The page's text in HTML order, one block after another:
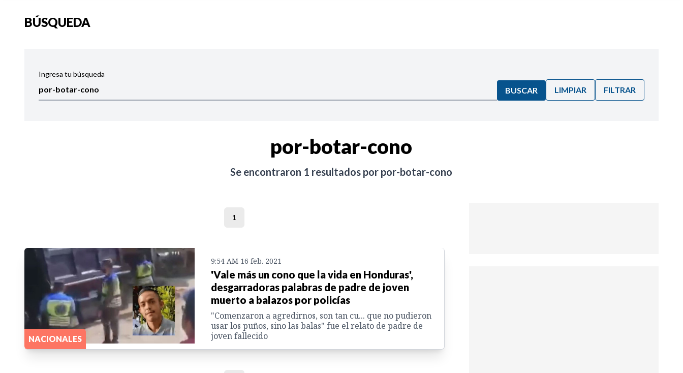
BÚSQUEDA
Ingresa tu búsqueda
BUSCAR LIMPIAR FILTRAR
por-botar-cono
Se encontraron 1 resultados por por-botar-cono
1
NACIONALES
9:54 AM 16 feb. 2021
'Vale más un cono que la vida en Honduras',
desgarradoras palabras de padre de joven
muerto a balazos por policías
"Comenzaron a agredirnos, son tan cu... que no pudieron
usar los puños, sino las balas" fue el relato de padre de
joven fallecido